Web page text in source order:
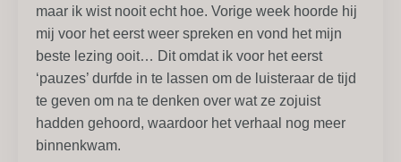
maar ik wist nooit echt hoe. Vorige week hoorde hij
mij voor het eerst weer spreken en vond het mijn
beste lezing ooit… Dit omdat ik voor het eerst
‘pauzes’ durfde in te lassen om de luisteraar de tijd
te geven om na te denken over wat ze zojuist
hadden gehoord, waardoor het verhaal nog meer
binnenkwam.